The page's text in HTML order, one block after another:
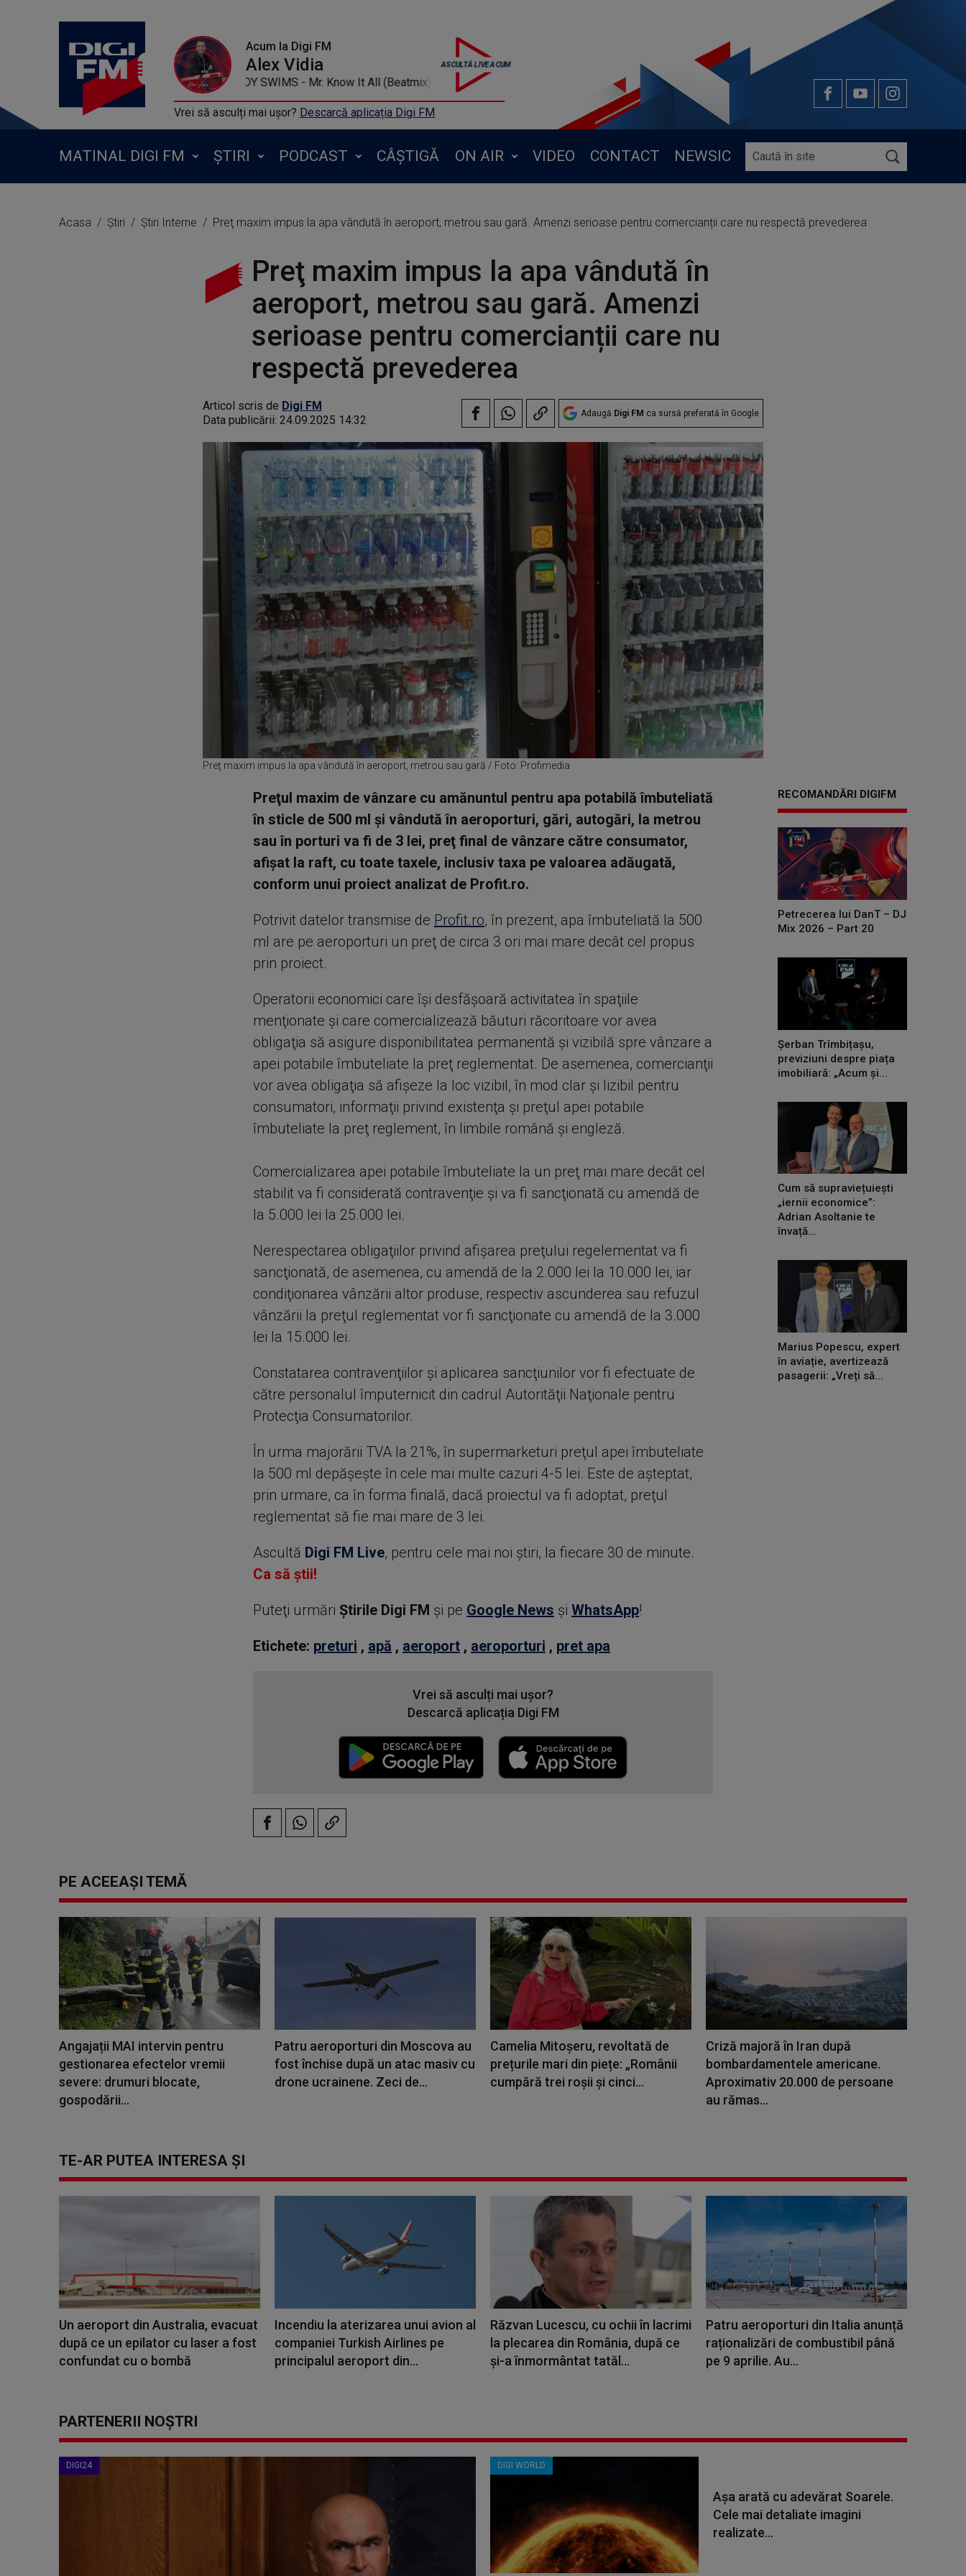
Acum la Digi FM
Alex Vidia
TEDDY SWIMS - Mr. Know It All (Beatmix)
Vrei să asculți mai ușor? Descarcă aplicația Digi FM
MATINAL DIGI FM ȘTIRI PODCAST CÂȘTIGĂ ON AIR VIDEO CONTACT NEWSIC
Acasa Știri Știri Interne Preţ maxim impus la apa vândută în aeroport, metrou sau gară. Amenzi serioase pentru comercianții care nu respectă prevederea
Preţ maxim impus la apa vândută în
aeroport, metrou sau gară. Amenzi
serioase pentru comercianții care nu
respectă prevederea
Articol scris de Digi FM
Data publicării: 24.09.2025 14:32 Adaugă Digi FM ca sursă preferată în Google
Preţ maxim impus la apa vândută în aeroport, metrou sau gară / Foto: Profimedia
Preţul maxim de vânzare cu amănuntul pentru apa potabilă îmbuteliată
în sticle de 500 ml şi vândută în aeroporturi, gări, autogări, la metrou
sau în porturi va fi de 3 lei, preţ final de vânzare către consumator,
afişat la raft, cu toate taxele, inclusiv taxa pe valoarea adăugată,
conform unui proiect analizat de Profit.ro.
Potrivit datelor transmise de Profit.ro, în prezent, apa îmbuteliată la 500
ml are pe aeroporturi un preţ de circa 3 ori mai mare decât cel propus
prin proiect.
Operatorii economici care îşi desfăşoară activitatea în spaţiile
menţionate şi care comercializează băuturi răcoritoare vor avea
obligaţia să asigure disponibilitatea permanentă şi vizibilă spre vânzare a
apei potabile îmbuteliate la preţ reglementat. De asemenea, comercianţii
vor avea obligaţia să afişeze la loc vizibil, în mod clar şi lizibil pentru
consumatori, informaţii privind existenţa şi preţul apei potabile
îmbuteliate la preţ reglement, în limbile română şi engleză.
Comercializarea apei potabile îmbuteliate la un preţ mai mare decât cel
stabilit va fi considerată contravenţie şi va fi sancţionată cu amendă de
la 5.000 lei la 25.000 lei.
Nerespectarea obligaţiilor privind afişarea preţului regelementat va fi
sancţionată, de asemenea, cu amendă de la 2.000 lei la 10.000 lei, iar
condiţionarea vânzării altor produse, respectiv ascunderea sau refuzul
vânzării la preţul reglementat vor fi sancţionate cu amendă de la 3.000
lei la 15.000 lei.
Constatarea contravenţiilor şi aplicarea sancţiunilor vor fi efectuate de
către personalul împuternicit din cadrul Autorităţii Naţionale pentru
Protecţia Consumatorilor.
În urma majorării TVA la 21%, în supermarketuri preţul apei îmbuteliate
la 500 ml depăşeşte în cele mai multe cazuri 4-5 lei. Este de aşteptat,
prin urmare, ca în forma finală, dacă proiectul va fi adoptat, preţul
reglementat să fie mai mare de 3 lei.
Ascultă Digi FM Live, pentru cele mai noi știri, la fiecare 30 de minute.
Ca să știi!
Puteţi urmări Știrile Digi FM şi pe Google News şi WhatsApp!
Etichete: preturi , apă , aeroport, aeroporturi , pret apa
Vrei să asculți mai ușor?
Descarcă aplicația Digi FM
RECOMANDĂRI DIGIFM
Petrecerea lui DanT – DJ
Mix 2026 – Part 20
Șerban Trîmbițașu,
previziuni despre piața
imobiliară: „Acum și...
Cum să supraviețuiești
„iernii economice”:
Adrian Asoltanie te
învață...
Marius Popescu, expert
în aviație, avertizează
pasagerii: „Vreți să...
PE ACEEAȘI TEMĂ
Angajații MAI intervin pentru
gestionarea efectelor vremii
severe: drumuri blocate,
gospodării...
Patru aeroporturi din Moscova au
fost închise după un atac masiv cu
drone ucrainene. Zeci de...
Camelia Mitoșeru, revoltată de
prețurile mari din piețe: „Românii
cumpără trei roșii și cinci...
Criză majoră în Iran după
bombardamentele americane.
Aproximativ 20.000 de persoane
au rămas...
TE-AR PUTEA INTERESA ȘI
Un aeroport din Australia, evacuat
după ce un epilator cu laser a fost
confundat cu o bombă
Incendiu la aterizarea unui avion al
companiei Turkish Airlines pe
principalul aeroport din...
Răzvan Lucescu, cu ochii în lacrimi
la plecarea din România, după ce
și-a înmormântat tatăl...
Patru aeroporturi din Italia anunță
raționalizări de combustibil până
pe 9 aprilie. Au...
PARTENERII NOȘTRI
DIGI24 DIGI WORLD
Așa arată cu adevărat Soarele.
Cele mai detaliate imagini
realizate...